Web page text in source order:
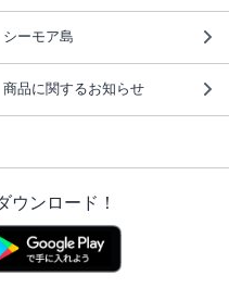
シーモア島
商品に関するお知らせ
ウンロード！